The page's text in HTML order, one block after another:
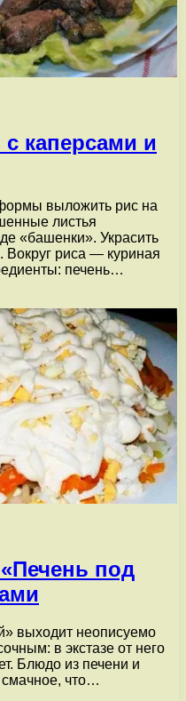
каперсами и
выложить рис на
листья
«башенки». Украсить
Вокруг риса — куриная
печень…
под
выходит неописуемо
в экстазе от него
Блюдо из печени и
смачное, что…